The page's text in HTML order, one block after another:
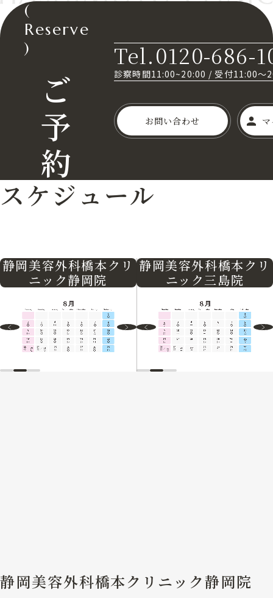
(
Reserve
)
ご
予
約
Tel.0120-686-
診察時間11:00~20:00 / 受付11:00～
お問い合わせ
スケジュール
静岡美容外科橋本クリ
ニック静岡院
静岡美容外科橋本クリ
ニック三島院
静岡美容外科橋本クリニック静岡院